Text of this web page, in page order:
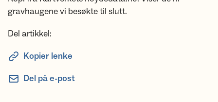
gravhaugene vi besøkte til slutt.
Del artikkel:
Kopier lenke
Del på e-post